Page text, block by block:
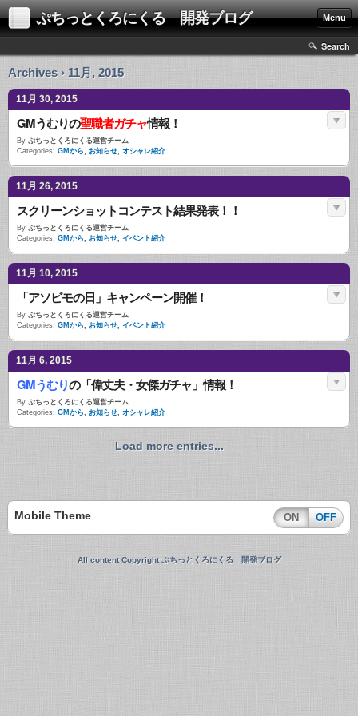
ぷちっとくろにくる 開発ブログ Menu
Search
Archives › 11月, 2015
11月 30, 2015
GMうむりの聖職者ガチャ情報！
By ぷちっとくろにくる運営チーム
Categories: GMから, お知らせ, オシャレ紹介
11月 26, 2015
スクリーンショットコンテスト結果発表！！
By ぷちっとくろにくる運営チーム
Categories: GMから, お知らせ, イベント紹介
11月 10, 2015
「アソビモの日」キャンペーン開催！
By ぷちっとくろにくる運営チーム
Categories: GMから, お知らせ, イベント紹介
11月 6, 2015
GMうむりの「偉丈夫・女傑ガチャ」情報！
By ぷちっとくろにくる運営チーム
Categories: GMから, お知らせ, オシャレ紹介
Load more entries...
Mobile Theme ON OFF
All content Copyright ぷちっとくろにくる 開発ブログ